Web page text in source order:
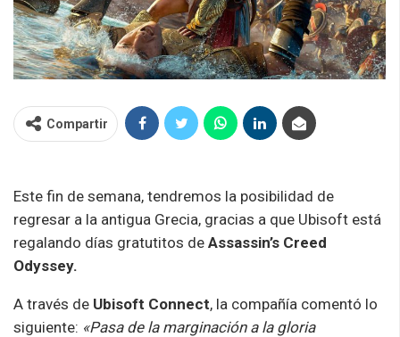
Compartir
Este fin de semana, tendremos la posibilidad de
regresar a la antigua Grecia, gracias a que Ubisoft está
regalando días gratutitos de Assassin’s Creed
Odyssey.
A través de Ubisoft Connect, la compañía comentó lo
siguiente: «Pasa de la marginación a la gloria